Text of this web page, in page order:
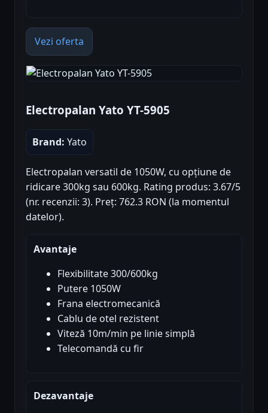
Vezi oferta
Electropalan Yato YT-5905
Brand: Yato
Electropalan versatil de 1050W, cu opțiune de
ridicare 300kg sau 600kg. Rating produs: 3.67/5
(nr. recenzii: 3). Preț: 762.3 RON (la momentul
datelor).
Avantaje
Flexibilitate 300/600kg
Putere 1050W
Frana electromecanică
Cablu de otel rezistent
Viteză 10m/min pe linie simplă
Telecomandă cu fir
Dezavantaje